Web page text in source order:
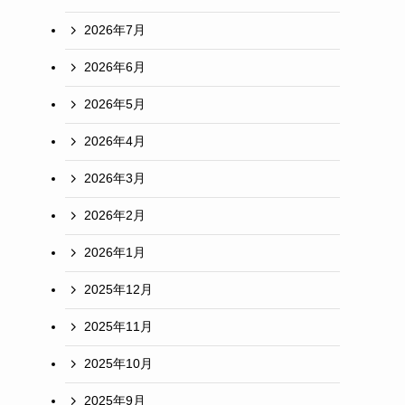
2026年7月
2026年6月
2026年5月
2026年4月
2026年3月
2026年2月
2026年1月
2025年12月
2025年11月
2025年10月
2025年9月